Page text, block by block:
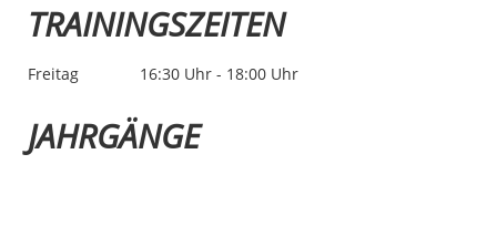
TRAININGSZEITEN
Freitag 16:30 Uhr - 18:00 Uhr
JAHRGÄNGE